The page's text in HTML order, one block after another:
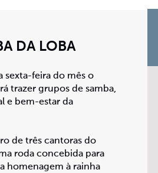
DA LOBA
sexta-feira do mês o
trazer grupos de samba,
e bem-estar da
de três cantoras do
roda concebida para
homenagem à rainha